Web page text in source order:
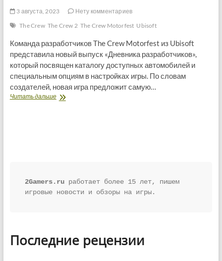
3 августа, 2023
Нету комментариев
The Crew The Crew 2 The Crew Motorfest Ubisoft
Команда разработчиков The Crew Motorfest из Ubisoft
представила новый выпуск «Дневника разработчиков»,
который посвящен каталогу доступных автомобилей и
специальным опциям в настройках игры. По словам
создателей, новая игра предложит самую…
Читать дальшеThe
2Gamers.ru работает более 15 лет, пишем
игровые новости и обзоры на игры.
Последние рецензии